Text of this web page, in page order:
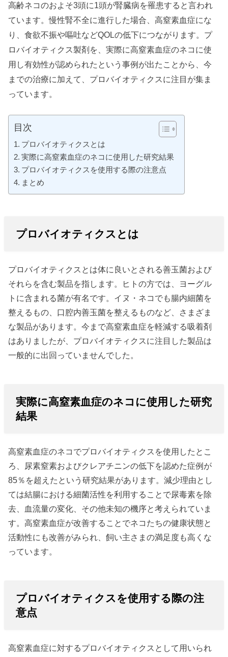
高齢ネコのおよそ3頭に1頭が腎臓病を罹患すると言われ
ています。慢性腎不全に進行した場合、高窒素血症にな
り、食欲不振や嘔吐などQOLの低下につながります。プ
ロバイオティクス製剤を、実際に高窒素血症のネコに使
用し有効性が認められたという事例が出たことから、今
までの治療に加えて、プロバイオティクスに注目が集ま
っています。
目次
プロバイオティクスとは
実際に高窒素血症のネコに使用した研究結果
プロバイオティクスを使用する際の注意点
まとめ
プロバイオティクスとは
プロバイオティクスとは体に良いとされる善玉菌および
それらを含む製品を指します。ヒトの方では、ヨーグル
トに含まれる菌が有名です。イヌ・ネコでも腸内細菌を
整えるもの、口腔内善玉菌を整えるものなど、さまざま
な製品があります。今まで高窒素血症を軽減する吸着剤
はありましたが、プロバイオティクスに注目した製品は
一般的に出回っていませんでした。
実際に高窒素血症のネコに使用した研究
結果
高窒素血症のネコでプロバイオティクスを使用したとこ
ろ、尿素窒素およびクレアチニンの低下を認めた症例が
85％を超えたという研究結果があります。減少理由とし
ては結腸における細菌活性を利用することで尿毒素を除
去、血流量の変化、その他未知の機序と考えられていま
す。高窒素血症が改善することでネコたちの健康状態と
活動性にも改善がみられ、飼い主さまの満足度も高くな
っています。
プロバイオティクスを使用する際の注
意点
高窒素血症に対するプロバイオティクスとして用いられ